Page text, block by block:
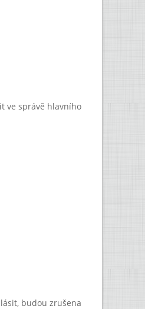
ve správě hlavního
budou zrušena